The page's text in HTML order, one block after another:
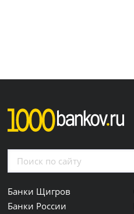
Банки Щигров
Банки России